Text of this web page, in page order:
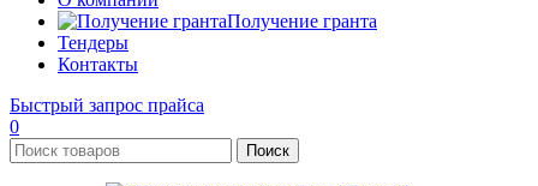
Получение гранта
Тендеры
Контакты
Быстрый запрос прайса
0
Поиск